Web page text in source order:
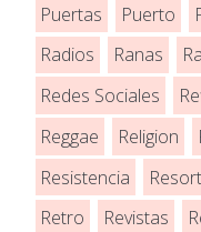
Puertas
Puerto
Radios
Ranas
Redes Sociales
Reggae
Religion
Resistencia
Resort
Retro
Revistas